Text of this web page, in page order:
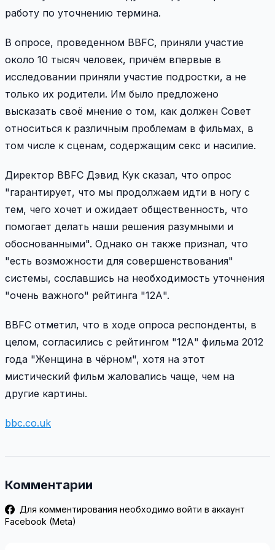
работу по уточнению термина.
В опросе, проведенном BBFC, приняли участие
около 10 тысяч человек, причём впервые в
исследовании приняли участие подростки, а не
только их родители. Им было предложено
высказать своё мнение о том, как должен Совет
относиться к различным проблемам в фильмах, в
том числе к сценам, содержащим секс и насилие.
Директор BBFC Дэвид Кук сказал, что опрос
"гарантирует, что мы продолжаем идти в ногу с
тем, чего хочет и ожидает общественность, что
помогает делать наши решения разумными и
обоснованными". Однако он также признал, что
"есть возможности для совершенствования"
системы, сославшись на необходимость уточнения
"очень важного" рейтинга "12А".
BBFC отметил, что в ходе опроса респонденты, в
целом, согласились с рейтингом "12А" фильма 2012
года "Женщина в чёрном", хотя на этот
мистический фильм жаловались чаще, чем на
другие картины.
bbc.co.uk
Комментарии
Для комментирования необходимо войти в аккаунт
Facebook (Meta)